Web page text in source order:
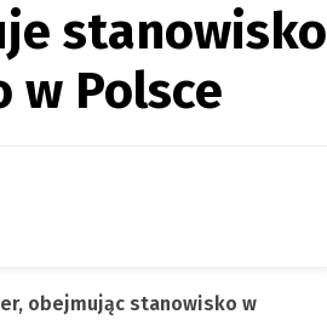
stanowisko
w Polsce
obejmując stanowisko w